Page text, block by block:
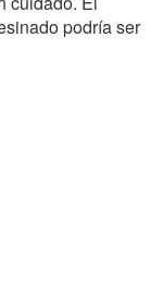
podría ser